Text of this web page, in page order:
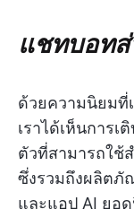
แชทบอท
ด้วยความนิยมที่
เราได้เห็นการ
ตัวที่สามารถใช้
ซึ่งรวมถึงผลิตภั
และแอป AI ยอ